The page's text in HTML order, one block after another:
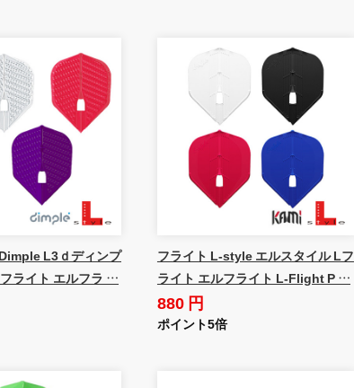
L3ｄディンプ
ライト エルフラ …
フライト L-style エルスタイル Lフ
ライト エルフライト L-Flight P …
880 円
ポイント5倍